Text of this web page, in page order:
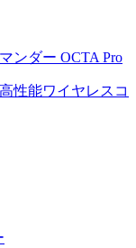
ンダー OCTA Pro
性能ワイヤレスコ